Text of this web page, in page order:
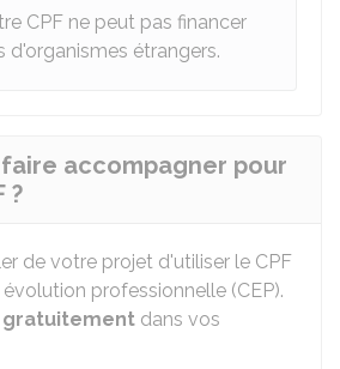
CPF ne peut pas financer
d'organismes étrangers.
accompagner pour
?
de votre projet d'utiliser le CPF
professionnelle (CEP).
gratuitement dans vos